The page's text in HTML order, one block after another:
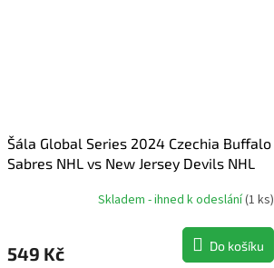
Šála Global Series 2024 Czechia Buffalo
Sabres NHL vs New Jersey Devils NHL
Skladem - ihned k odeslání(1 ks)
549 Kč Do košíku